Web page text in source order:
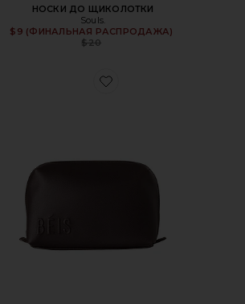
НОСКИ ДО ЩИКОЛОТКИ
Souls.
$9 (ФИНАЛЬНАЯ РАСПРОДАЖА)
$20
Favorite МАЛЕНЬКАЯ СУМОЧКА